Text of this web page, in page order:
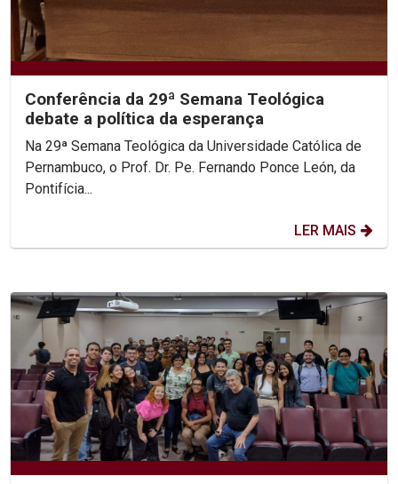
Conferência da 29ª Semana Teológica
debate a política da esperança
Na 29ª Semana Teológica da Universidade Católica de
Pernambuco, o Prof. Dr. Pe. Fernando Ponce León, da
Pontifícia...
LER MAIS